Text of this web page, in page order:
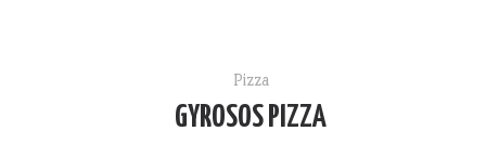
Pizza
GYROSOS PIZZA